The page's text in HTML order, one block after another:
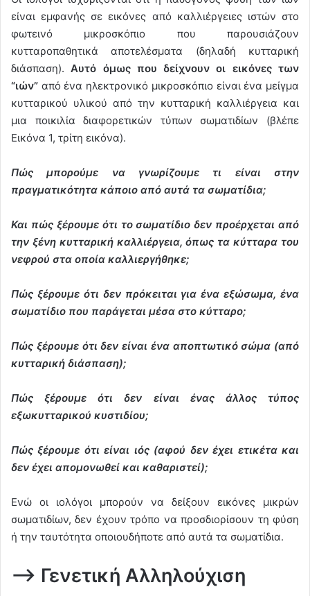
είναι εμφανής σε εικόνες από καλλιέργειες ιστών στο
φωτεινό μικροσκόπιο που παρουσιάζουν
κυτταροπαθητικά αποτελέσματα (δηλαδή κυτταρική
διάσπαση).Αυτό όμως που δείχνουν οι εικόνες των
“ιών” από ένα ηλεκτρονικό μικροσκόπιο είναι ένα μείγμα
κυτταρικού υλικού από την κυτταρική καλλιέργεια και
μια ποικιλία διαφορετικών τύπων σωματιδίων (βλέπε
Εικόνα 1, τρίτη εικόνα).
Πώς μπορούμε να γνωρίζουμε τι είναι στην
πραγματικότητα κάποιο από αυτά τα σωματίδια;
Και πώς ξέρουμε ότι το σωματίδιο δεν προέρχεται από
την ξένη κυτταρική καλλιέργεια, όπως τα κύτταρα του
νεφρού στα οποία καλλιεργήθηκε;
Πώς ξέρουμε ότι δεν πρόκειται για ένα εξώσωμα, ένα
σωματίδιο που παράγεται μέσα στο κύτταρο;
Πώς ξέρουμε ότι δεν είναι ένα αποπτωτικό σώμα (από
κυτταρική διάσπαση);
Πώς ξέρουμε ότι δεν είναι ένας άλλος τύπος
εξωκυτταρικού κυστιδίου;
Πώς ξέρουμε ότι είναι ιός (αφού δεν έχει ετικέτα και
δεν έχει απομονωθεί και καθαριστεί);
Ενώ οι ιολόγοι μπορούν να δείξουν εικόνες μικρών
σωματιδίων, δεν έχουν τρόπο να προσδιορίσουν τη φύση
ή την ταυτότητα οποιουδήποτε από αυτά τα σωματίδια.
–> Γενετική Αλληλούχιση